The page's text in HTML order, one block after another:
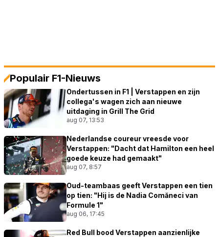
Populair F1-Nieuws
Ondertussen in F1 | Verstappen en zijn
collega's wagen zich aan nieuwe
uitdaging in Grill The Grid
aug 07, 13:53
Nederlandse coureur vreesde voor
Verstappen: "Dacht dat Hamilton een heel
goede keuze had gemaakt"
aug 07, 8:57
Oud-teambaas geeft Verstappen een tien
op tien: "Hij is de Nadia Comăneci van
Formule 1"
aug 06, 17:45
Red Bull bood Verstappen aanzienlijke